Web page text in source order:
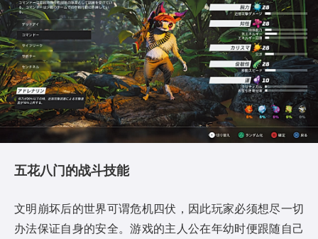
五花八门的战斗技能
文明崩坏后的世界可谓危机四伏，因此玩家必须想尽一切
办法保证自身的安全。游戏的主人公在年幼时便跟随自己